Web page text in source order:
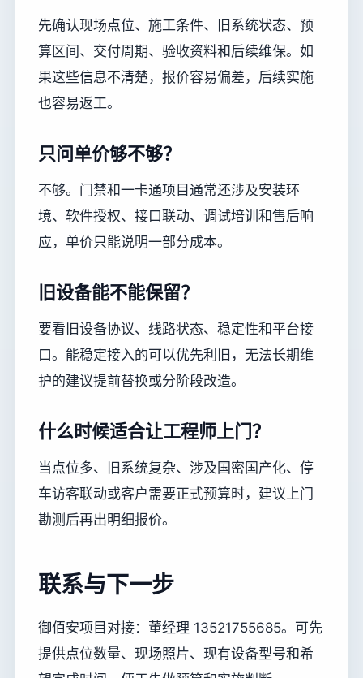
先确认现场点位、施工条件、旧系统状态、预
算区间、交付周期、验收资料和后续维保。如
果这些信息不清楚，报价容易偏差，后续实施
也容易返工。
只问单价够不够？
不够。门禁和一卡通项目通常还涉及安装环
境、软件授权、接口联动、调试培训和售后响
应，单价只能说明一部分成本。
旧设备能不能保留？
要看旧设备协议、线路状态、稳定性和平台接
口。能稳定接入的可以优先利旧，无法长期维
护的建议提前替换或分阶段改造。
什么时候适合让工程师上门？
当点位多、旧系统复杂、涉及国密国产化、停
车访客联动或客户需要正式预算时，建议上门
勘测后再出明细报价。
联系与下一步
御佰安项目对接：董经理 13521755685。可先
提供点位数量、现场照片、现有设备型号和希